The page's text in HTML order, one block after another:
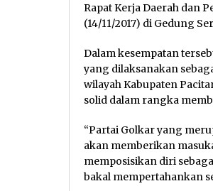
Rapat Kerja Daerah dan
(14/11/2017) di Gedung
Dalam kesempatan
yang dilaksanakan
wilayah Kabupaten
solid dalam rangka
“Partai Golkar yang
akan memberikan
memposisikan diri
bakal mempertahankan